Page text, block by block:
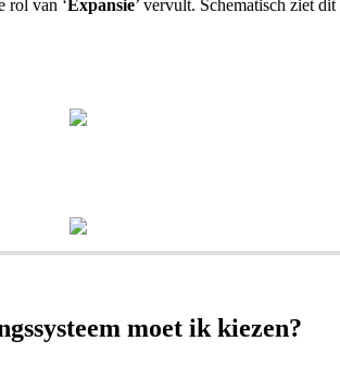
rol van ‘Expansie’ vervult. Schematisch ziet dit
moet ik kiezen?